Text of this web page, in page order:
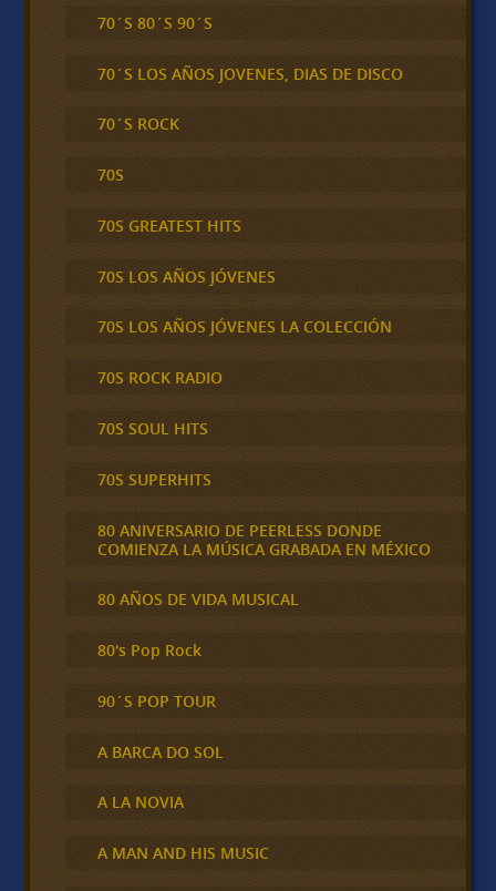
70´S 80´S 90´S
70´S LOS AÑOS JOVENES, DIAS DE DISCO
70´S ROCK
70S
70S GREATEST HITS
70S LOS AÑOS JÓVENES
70S LOS AÑOS JÓVENES LA COLECCIÓN
70S ROCK RADIO
70S SOUL HITS
70S SUPERHITS
80 ANIVERSARIO DE PEERLESS DONDE
COMIENZA LA MÚSICA GRABADA EN MÉXICO
80 AÑOS DE VIDA MUSICAL
80's Pop Rock
90´S POP TOUR
A BARCA DO SOL
A LA NOVIA
A MAN AND HIS MUSIC